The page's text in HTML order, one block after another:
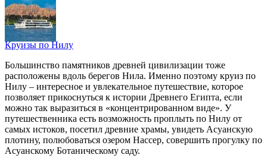
Круизы по Нилу
Большинство памятников древней цивилизации тоже
расположены вдоль берегов Нила. Именно поэтому круиз по
Нилу – интересное и увлекательное путешествие, которое
позволяет прикоснуться к истории Древнего Египта, если
можно так выразиться в «концентрированном виде». У
путешественника есть возможность проплыть по Нилу от
самых истоков, посетил древние храмы, увидеть Асуанскую
плотину, полюбоваться озером Нассер, совершить прогулку по
Асуанскому Ботаническому саду.